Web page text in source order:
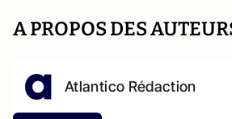
A PROPOS DES
Atlantico Rédaction